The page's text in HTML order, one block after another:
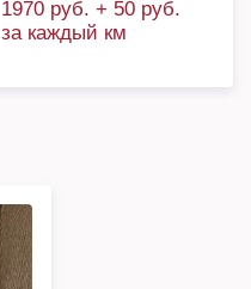
1970 руб. + 50 руб.
за каждый км